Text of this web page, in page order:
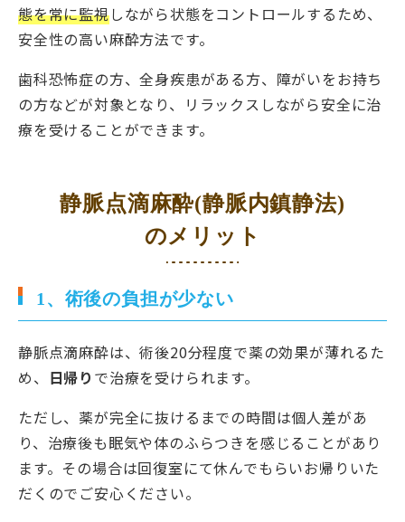
態を常に監視しながら状態をコントロールするため、
安全性の高い麻酔方法です。
歯科恐怖症の方、全身疾患がある方、障がいをお持ち
の方などが対象となり、リラックスしながら安全に治
療を受けることができます。
静脈点滴麻酔(静脈内鎮静法)
のメリット
1、術後の負担が少ない
静脈点滴麻酔は、術後20分程度で薬の効果が薄れるた
め、 日帰り で治療を受けられます。
ただし、薬が完全に抜けるまでの時間は個人差があ
り、治療後も眠気や体のふらつきを感じることがあり
ます。その場合は回復室にて休んでもらいお帰りいた
だくのでご安心ください。